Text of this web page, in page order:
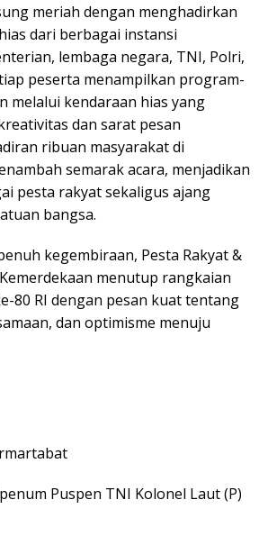
meriah dengan menghadirkan
dari berbagai instansi
lembaga negara, TNI, Polri,
peserta menampilkan program-
melalui kendaraan hias yang
dan sarat pesan
ribuan masyarakat di
semarak acara, menjadikan
pesta rakyat sekaligus ajang
bangsa.
kegembiraan, Pesta Rakyat &
menutup rangkaian
80 RI dengan pesan kuat tentang
dan optimisme menuju
Puspen TNI Kolonel Laut (P)